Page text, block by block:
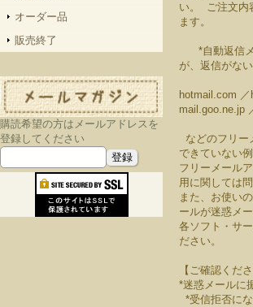
オーダー品
販売終了
購読希望の方はメールアドレスを
登録してください
い。 ご注文内
ます。
*自動返信メ
が、返信がな
hotmail.com
mail.goo.ne.jp
などのフリー
できていない
フリーメール
用に関しては
また、お使い
ールが迷惑メ
各ソフト・サ
ださい。
【ご確認くだ
*迷惑メールに
*受信拒否に